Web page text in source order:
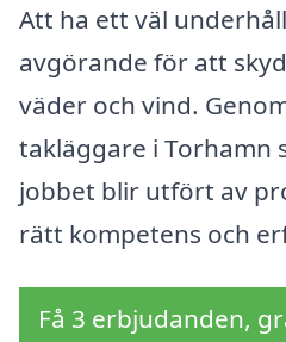
Att ha ett väl
avgörande för att
väder och vind.
takläggare i Torhamn
jobbet blir utfört av
rätt kompetens och
Få 3 erbjudanden,